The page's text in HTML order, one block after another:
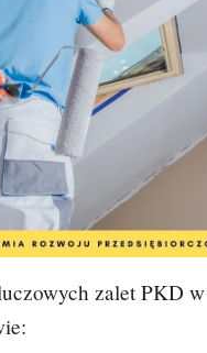
zalet PKD w